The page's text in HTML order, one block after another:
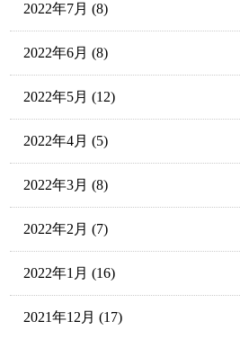
2022年7月 (8)
2022年6月 (8)
2022年5月 (12)
2022年4月 (5)
2022年3月 (8)
2022年2月 (7)
2022年1月 (16)
2021年12月 (17)